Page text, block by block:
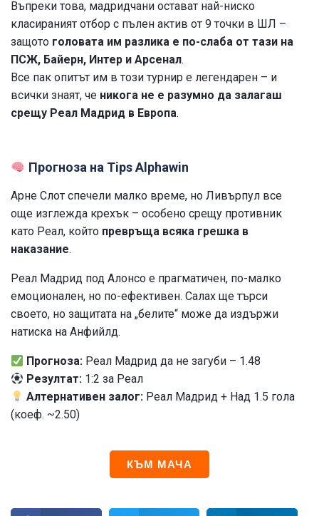
Въпреки това, мадридчани остават най-ниско
класираният отбор с пълен актив от 9 точки в ШЛ –
защото головата им разлика е по-слаба от тази на
ПСЖ, Байерн, Интер и Арсенал.
Все пак опитът им в този турнир е легендарен – и
всички знаят, че никога не е разумно да залагаш
срещу Реал Мадрид в Европа.
Прогноза на Tips Alphawin
Арне Слот спечели малко време, но Ливърпул все
още изглежда крехък – особено срещу противник
като Реал, който превръща всяка грешка в
наказание.
Реал Мадрид под Алонсо е прагматичен, по-малко
емоционален, но по-ефективен. Салах ще търси
своето, но защитата на „белите“ може да издържи
натиска на Анфийлд.
Прогноза: Реал Мадрид да не загуби – 1.48
Резултат: 1:2 за Реал
Алтернативен залог: Реал Мадрид + Над 1.5 гола
(коеф. ~2.50)
КЪМ МАЧА